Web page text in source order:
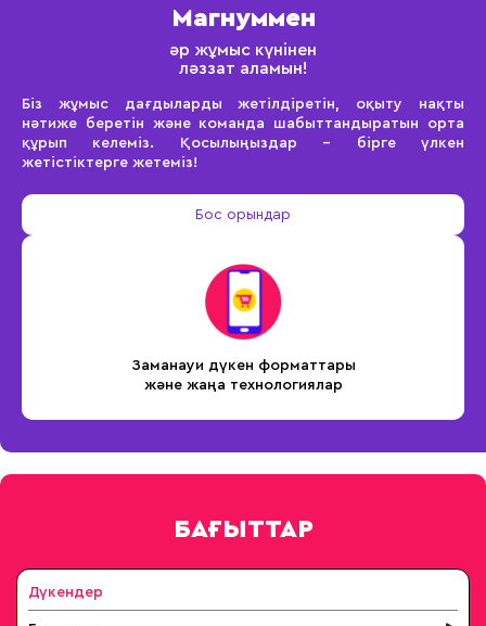
Магнуммен
әр жұмыс күнінен
ләззат аламын!
Біз жұмыс дағдыларды жетілдіретін, оқыту нақты
нәтиже беретін және команда шабыттандыратын орта
құрып келеміз. Қосылыңыздар – бірге үлкен
жетістіктерге жетеміз!
Бос орындар
Кәсіби
даму
БАҒЫТТАР
Дүкендер